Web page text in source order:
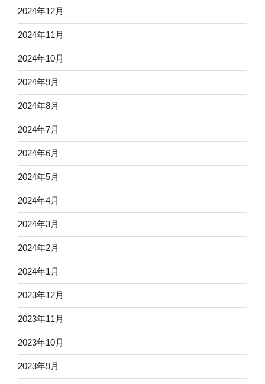
2024年12月
2024年11月
2024年10月
2024年9月
2024年8月
2024年7月
2024年6月
2024年5月
2024年4月
2024年3月
2024年2月
2024年1月
2023年12月
2023年11月
2023年10月
2023年9月